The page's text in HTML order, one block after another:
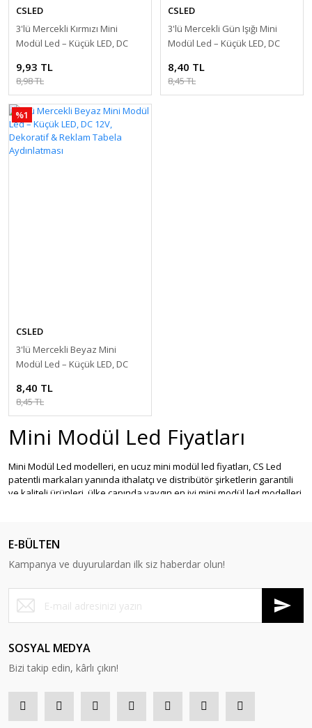
CSLED
3'lü Mercekli Kırmızı Mini
Modül Led – Küçük LED, DC
Tabela Aydınlatması
9,93 TL
8,98 TL
CSLED
3'lü Mercekli Gün Işığı Mini
Modül Led – Küçük LED, DC
Tabela Aydınlatması
8,40 TL
8,45 TL
%1
CSLED
3'lü Mercekli Beyaz Mini
Modül Led – Küçük LED, DC
Tabela Aydınlatması
8,40 TL
8,45 TL
Mini Modül Led Fiyatları
Mini Modül Led modelleri, en ucuz mini modül led fiyatları, CS Led
patentli markaları yanında ithalatçı ve distribütör şirketlerin garantili
ve kaliteli ürünleri, ülke çapında yaygın en iyi mini modül led modelleri
Sitemizde 2835 3000K, 10000K, 15000K, epoksili, 3'lü, beyaz, yeşil,
kırmızı, mavi, gün ışığı gibi birçok mini modül ledmarka, model, renk
karşılaştırabilirsiniz. 20'den fazla enjeksiyonlu modül led çeşidi en
uygun fiyatlarla sektörün inovasyonda öncü şirketi Cs Led
Teknolojileri toptan ve perakende satış platformu CsLed.net'ten satın
E-BÜLTEN
Kampanya ve duyurulardan ilk siz haberdar olun!
SOSYAL MEDYA
Bizi takip edin, kârlı çıkın!